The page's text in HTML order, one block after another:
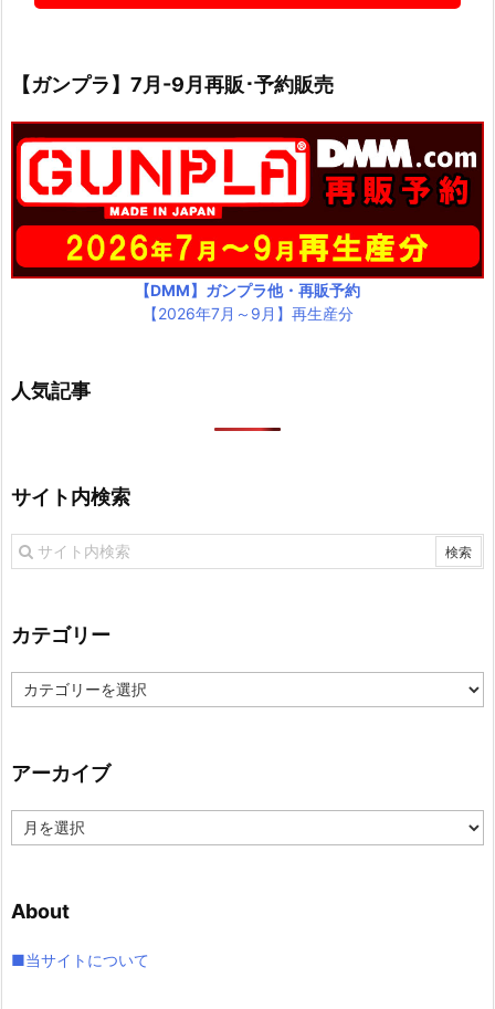
【ガンプラ】7月-9月再販･予約販売
【DMM】ガンプラ他・再販予約
【2026年7月～9月】再生産分
人気記事
サイト内検索
カテゴリー
カ
テ
ー
アーカイブ
ー
ブ
About
■当サイトについて